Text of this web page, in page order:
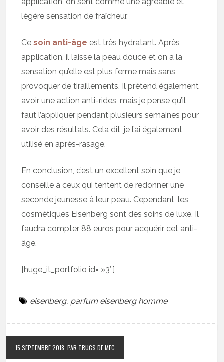
légère sensation de fraîcheur.
Cesoin anti-âge est très hydratant. Après
application, il laisse la peau douce et on a la
sensation qu’elle est plus ferme mais sans
provoquer de tiraillements. Il prétend également
avoir une action anti-rides, mais je pense qu’il
faut l’appliquer pendant plusieurs semaines pour
avoir des résultats. Cela dit, je l’ai également
utilisé en après-rasage.
En conclusion, c’est un excellent soin que je
conseille à ceux qui tentent de redonner une
seconde jeunesse à leur peau. Cependant, les
cosmétiques Eisenberg sont des soins de luxe. Il
faudra compter 88 euros pour acquérir cet anti-
âge.
[huge_it_portfolio id= »3″]
eisenberg, parfum eisenberg homme
15 SEPTEMBRE 2018 PAR TRUCS DE MEC